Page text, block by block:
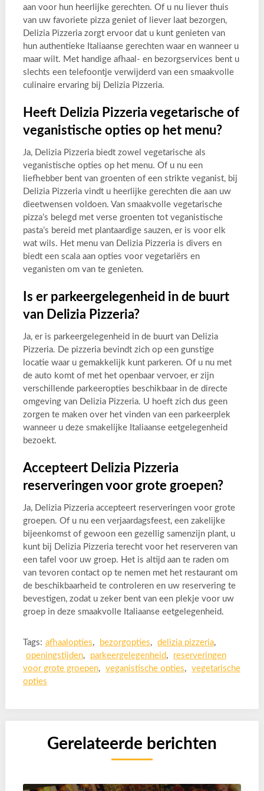
aan voor hun heerlijke gerechten. Of u nu liever thuis
van uw favoriete pizza geniet of liever laat bezorgen,
Delizia Pizzeria zorgt ervoor dat u kunt genieten van
hun authentieke Italiaanse gerechten waar en wanneer u
maar wilt. Met handige afhaal- en bezorgservices bent u
slechts een telefoontje verwijderd van een smaakvolle
culinaire ervaring bij Delizia Pizzeria.
Heeft Delizia Pizzeria vegetarische of
veganistische opties op het menu?
Ja, Delizia Pizzeria biedt zowel vegetarische als
veganistische opties op het menu. Of u nu een
liefhebber bent van groenten of een strikte veganist, bij
Delizia Pizzeria vindt u heerlijke gerechten die aan uw
dieetwensen voldoen. Van smaakvolle vegetarische
pizza’s belegd met verse groenten tot veganistische
pasta’s bereid met plantaardige sauzen, er is voor elk
wat wils. Het menu van Delizia Pizzeria is divers en
biedt een scala aan opties voor vegetariërs en
veganisten om van te genieten.
Is er parkeergelegenheid in de buurt
van Delizia Pizzeria?
Ja, er is parkeergelegenheid in de buurt van Delizia
Pizzeria. De pizzeria bevindt zich op een gunstige
locatie waar u gemakkelijk kunt parkeren. Of u nu met
de auto komt of met het openbaar vervoer, er zijn
verschillende parkeeropties beschikbaar in de directe
omgeving van Delizia Pizzeria. U hoeft zich dus geen
zorgen te maken over het vinden van een parkeerplek
wanneer u deze smakelijke Italiaanse eetgelegenheid
bezoekt.
Accepteert Delizia Pizzeria
reserveringen voor grote groepen?
Ja, Delizia Pizzeria accepteert reserveringen voor grote
groepen. Of u nu een verjaardagsfeest, een zakelijke
bijeenkomst of gewoon een gezellig samenzijn plant, u
kunt bij Delizia Pizzeria terecht voor het reserveren van
een tafel voor uw groep. Het is altijd aan te raden om
van tevoren contact op te nemen met het restaurant om
de beschikbaarheid te controleren en uw reservering te
bevestigen, zodat u zeker bent van een plekje voor uw
groep in deze smaakvolle Italiaanse eetgelegenheid.
Tags: afhaalopties, bezorgopties, delizia pizzeria,
openingstijden, parkeergelegenheid,
reserveringen
voor grote groepen, veganistische opties, vegetarische
opties
Gerelateerde berichten